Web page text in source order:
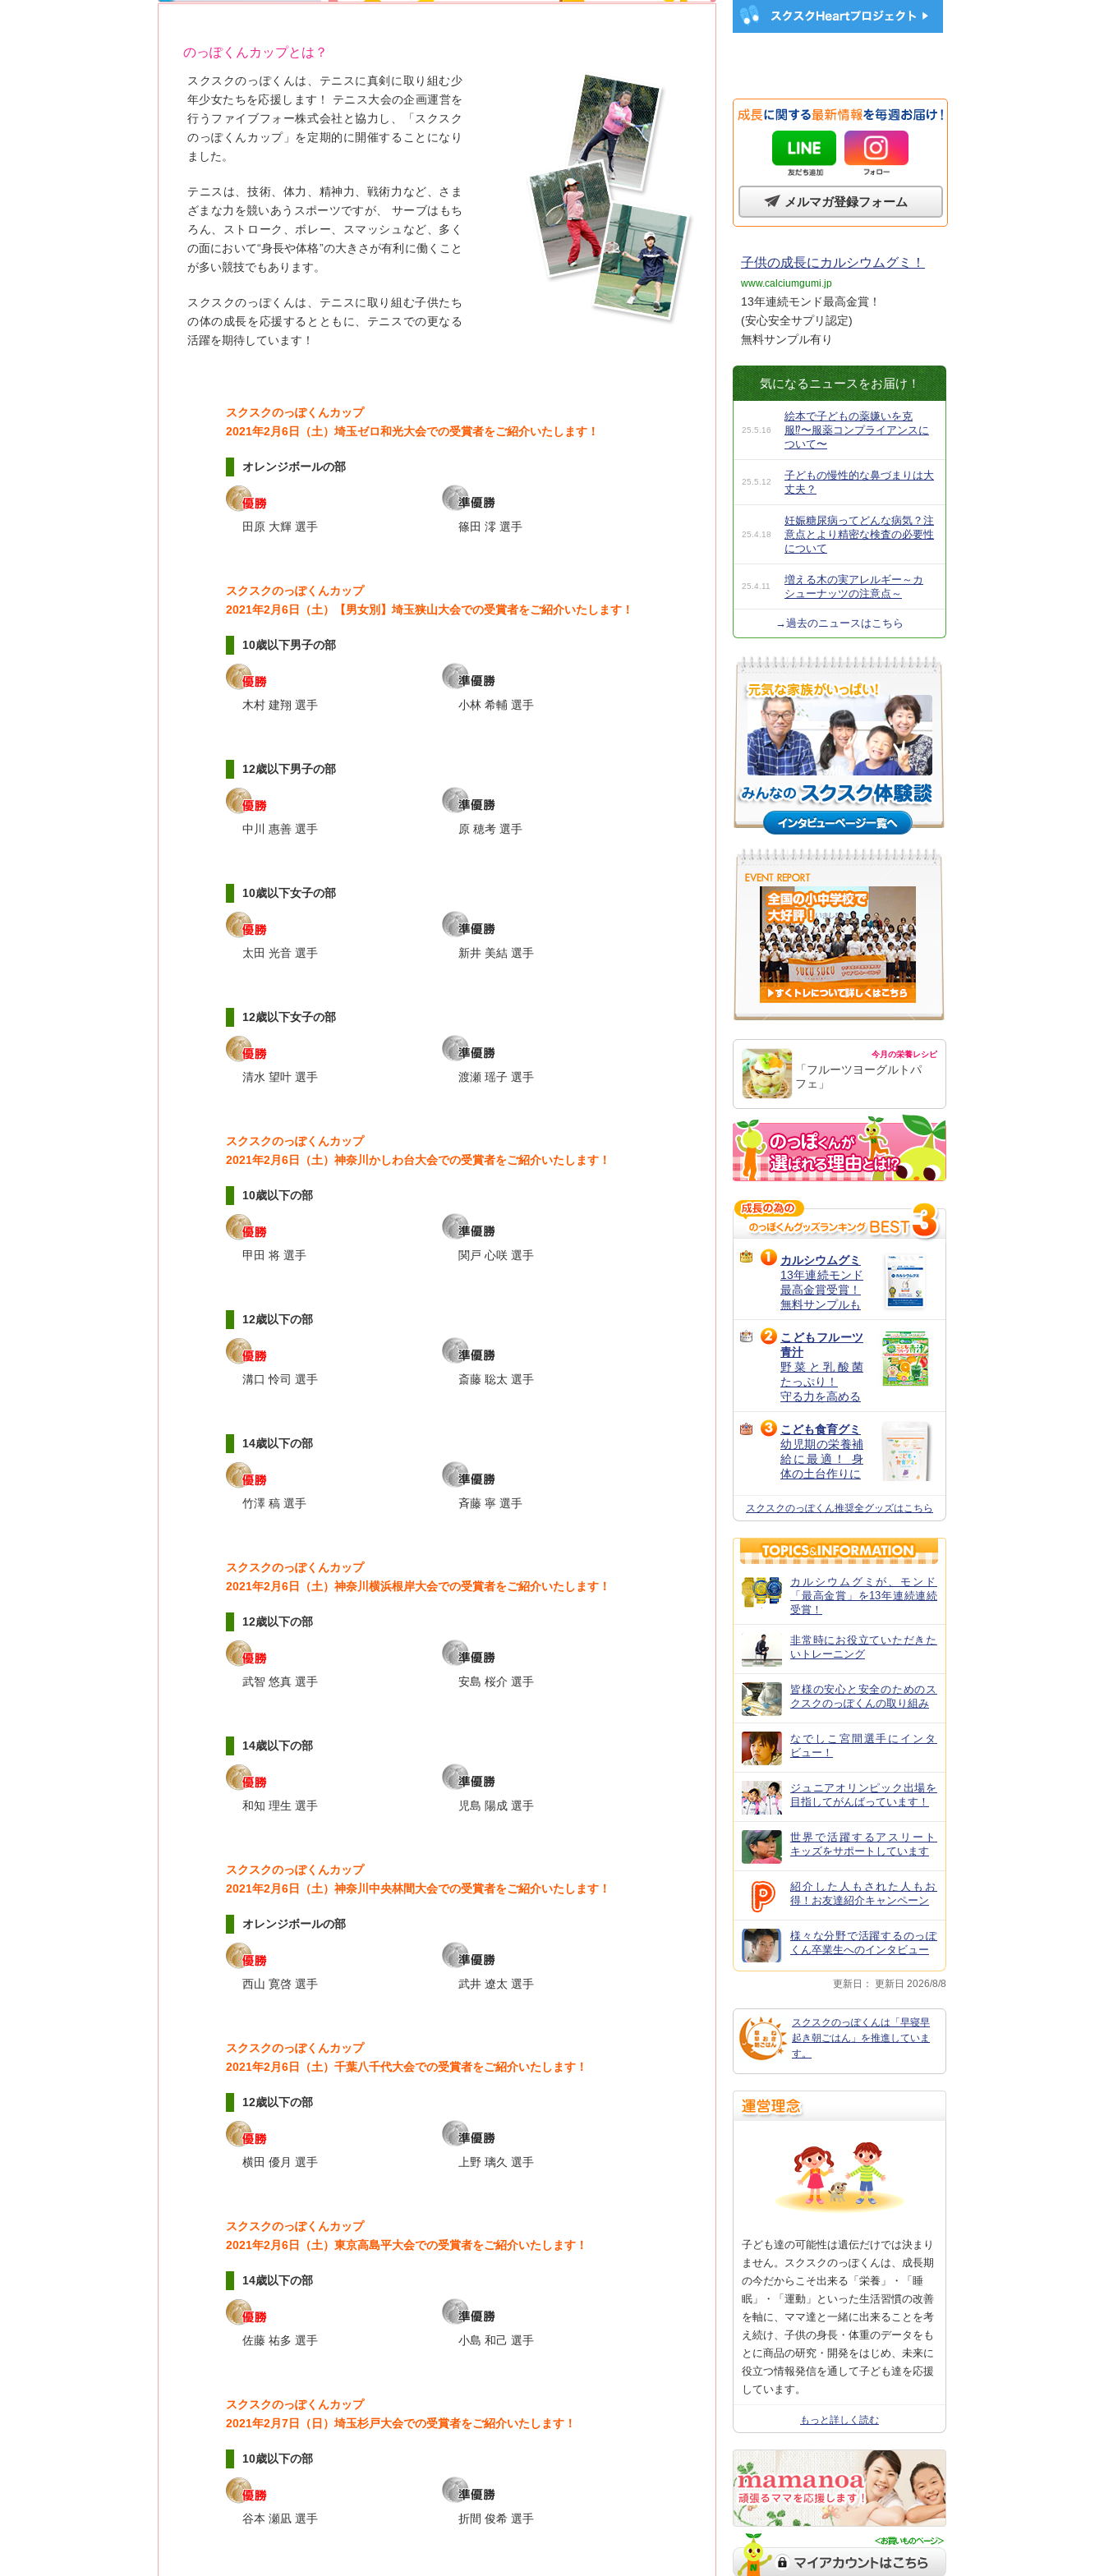
のっぽくんカップとは？
スクスクのっぽくんは、テニスに真剣に取り組む少
年少女たちを応援します！ テニス大会の企画運営を
行うファイブフォー株式会社と協力し、「スクスク
のっぽくんカップ」を定期的に開催することになり
ました。
テニスは、技術、体力、精神力、戦術力など、さま
ざまな力を競いあうスポーツですが、 サーブはもち
ろん、ストローク、ボレー、スマッシュなど、多く
の面において“身長や体格”の大きさが有利に働くこと
が多い競技でもあります。
スクスクのっぽくんは、テニスに取り組む子供たち
の体の成長を応援するとともに、テニスでの更なる
活躍を期待しています！
スクスクのっぽくんカップ
2021年2月6日（土）埼玉ゼロ和光大会での受賞者をご紹介いたします！
オレンジボールの部
田原 大輝 選手 篠田 澪 選手
スクスクのっぽくんカップ
2021年2月6日（土）【男女別】埼玉狭山大会での受賞者をご紹介いたします！
10歳以下男子の部
木村 建翔 選手 小林 希輔 選手
12歳以下男子の部
中川 惠善 選手 原 穂考 選手
10歳以下女子の部
太田 光音 選手 新井 美結 選手
12歳以下女子の部
清水 望叶 選手 渡瀬 瑶子 選手
スクスクのっぽくんカップ
2021年2月6日（土）神奈川かしわ台大会での受賞者をご紹介いたします！
10歳以下の部
甲田 将 選手 関戸 心咲 選手
12歳以下の部
溝口 怜司 選手 斎藤 聡太 選手
14歳以下の部
竹澤 稿 選手 斉藤 寧 選手
スクスクのっぽくんカップ
2021年2月6日（土）神奈川横浜根岸大会での受賞者をご紹介いたします！
12歳以下の部
武智 悠真 選手 安島 桜介 選手
14歳以下の部
和知 理生 選手 児島 陽成 選手
スクスクのっぽくんカップ
2021年2月6日（土）神奈川中央林間大会での受賞者をご紹介いたします！
オレンジボールの部
西山 寛啓 選手 武井 遼太 選手
スクスクのっぽくんカップ
2021年2月6日（土）千葉八千代大会での受賞者をご紹介いたします！
12歳以下の部
横田 優月 選手 上野 璃久 選手
スクスクのっぽくんカップ
2021年2月6日（土）東京高島平大会での受賞者をご紹介いたします！
14歳以下の部
佐藤 祐多 選手 小島 和己 選手
スクスクのっぽくんカップ
2021年2月7日（日）埼玉杉戸大会での受賞者をご紹介いたします！
10歳以下の部
谷本 瀬凪 選手 折間 俊希 選手
メルマガ登録フォーム
子供の成長にカルシウムグミ！
www.calciumgumi.jp
13年連続モンド最高金賞！
(安心安全サプリ認定)
無料サンプル有り
気になるニュースをお届け！
25.5.16
絵本で子どもの薬嫌いを克
服⁉︎〜服薬コンプライアンスに
ついて〜
25.5.12
子どもの慢性的な鼻づまりは大
丈夫？
25.4.18
妊娠糖尿病ってどんな病気？注
意点とより精密な検査の必要性
について
25.4.11
増える木の実アレルギー～カ
シューナッツの注意点～
→過去のニュースはこちら
今月の栄養レシピ
「フルーツヨーグルトパ
フェ」
カルシウムグミ
13年連続モンド
最高金賞受賞！
無料サンプルも
こどもフルーツ
青汁
野菜と乳酸菌
たっぷり！
守る力を高める
こども食育グミ
幼児期の栄養補
給に最適！ 身
体の土台作りに
スクスクのっぽくん推奨全グッズはこちら
カルシウムグミが、モンド
「最高金賞」を13年連続連続
受賞！
非常時にお役立ていただきた
いトレーニング
皆様の安心と安全のためのス
クスクのっぽくんの取り組み
なでしこ宮間選手にインタ
ビュー！
ジュニアオリンピック出場を
目指してがんばっています！
世界で活躍するアスリート
キッズをサポートしています
紹介した人もされた人もお
得！お友達紹介キャンペーン
様々な分野で活躍するのっぽ
くん卒業生へのインタビュー
更新日： 更新日 2026/8/8
スクスクのっぽくんは「早寝早
起き朝ごはん」を推進していま
す。
子ども達の可能性は遺伝だけでは決まり
ません。スクスクのっぽくんは、成長期
の今だからこそ出来る「栄養」・「睡
眠」・「運動」といった生活習慣の改善
を軸に、ママ達と一緒に出来ることを考
え続け、子供の身長・体重のデータをも
とに商品の研究・開発をはじめ、未来に
役立つ情報発信を通して子ども達を応援
しています。
もっと詳しく読む